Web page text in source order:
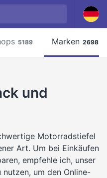
5189 Marken 2698
und
Motorradstiefel
Art. Um bei Einkäufen
empfehle ich, unser
um den Online-